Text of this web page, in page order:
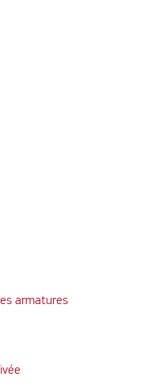
armatures